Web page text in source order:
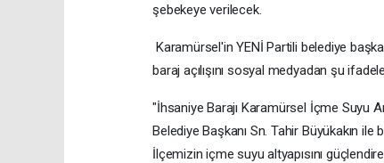
şebekeye verilecek.
Karamürsel'in YENİ Partili belediye
baraj açılışını sosyal medyadan şu
"İhsaniye Barajı Karamürsel İçme Suyu
Belediye Başkanı Sn. Tahir Büyükakın ile
İlçemizin içme suyu altyapısını